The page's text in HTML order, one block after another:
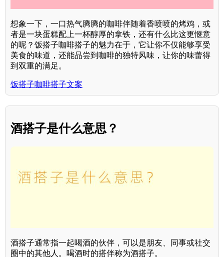
想象一下，一口热气腾腾的咖啡伴随着香喷喷的烤鸡，或
者是一块蛋糕配上一杯醇厚的拿铁，还有什么比这更惬意
的呢？饭搭子咖啡搭子的魅力在于，它让你不仅能够享受
美食的味道，还能品尝到咖啡的独特风味，让你的味蕾得
到双重的满足。
饭搭子咖啡搭子文案
酒搭子是什么意思？
酒搭子通常指一起喝酒的伙伴，可以是朋友、同事或社交
圈中的其他人。喝酒时的搭伴称为酒搭子。